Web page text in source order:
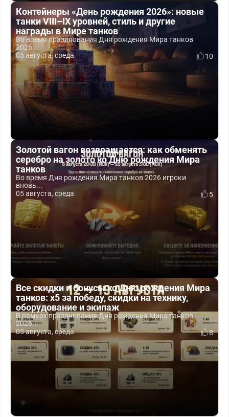
Контейнеры «День рождения 2026»: новые
танки VIII–IX уровней, стиль и другие
награды в Мире танков
Во время празднования Дня рождения Мира танков
2026...
05 августа, среда
10
Золотой вагон возвращается: как обменять
серебро на золото ко Дню рождения Мира
танков
Во время Дня рождения Мира танков 2026 игроки
вновь...
05 августа, среда
5
Все скидки и бонусы ко Дню рождения Мира
танков: x5 за победу, скидки на технику,
оборудование и экипаж
В рамках празднования Дня рождения Мира танков
2026...
05 августа, среда
8